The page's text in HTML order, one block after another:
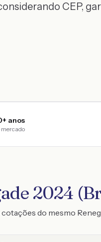
CEP,
anos
mercado
2024
do mesmo